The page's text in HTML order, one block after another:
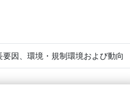
因、環境・規制環境および動向